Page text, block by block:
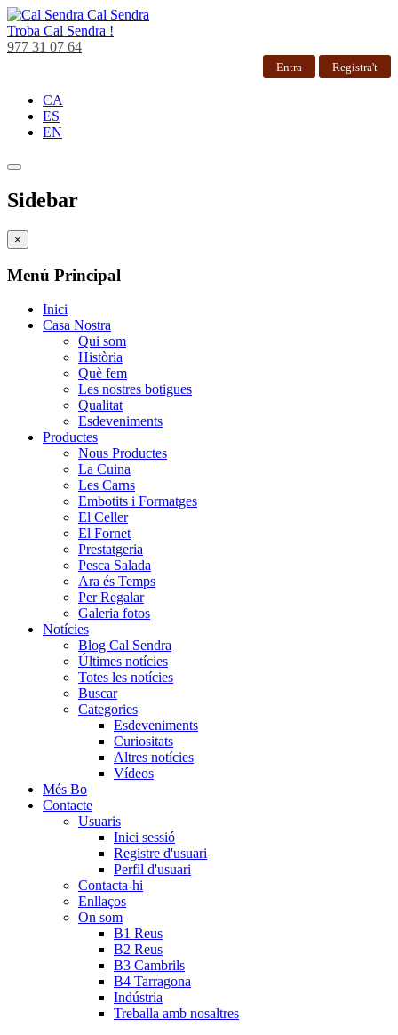
Cal Sendra
Troba Cal Sendra !
977 31 07 64
Entra Registra't
CA
ES
EN
Sidebar
×
Menú Principal
Inici
Casa Nostra
Qui som
Història
Què fem
Les nostres botigues
Qualitat
Esdeveniments
Productes
Nous Productes
La Cuina
Les Carns
Embotits i Formatges
El Celler
El Fornet
Prestatgeria
Pesca Salada
Ara és Temps
Per Regalar
Galeria fotos
Notícies
Blog Cal Sendra
Últimes notícies
Totes les notícies
Buscar
Categories
Esdeveniments
Curiositats
Altres notícies
Vídeos
Més Bo
Contacte
Usuaris
Inici sessió
Registre d'usuari
Perfil d'usuari
Contacta-hi
Enllaços
On som
B1 Reus
B2 Reus
B3 Cambrils
B4 Tarragona
Indústria
Treballa amb nosaltres